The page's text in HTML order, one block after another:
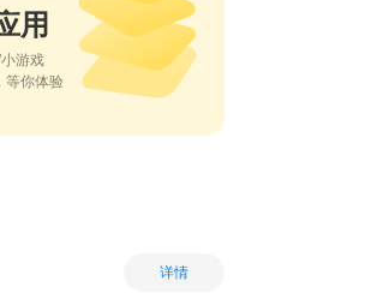
用
游戏
等你体验
详情